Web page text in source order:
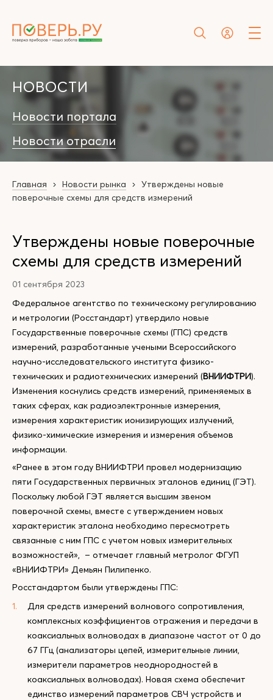
НОВОСТИ
Новости портала
Новости отрасли
Главная Новости рынка
Утверждены новые
поверочные схемы для средств измерений
Утверждены новые поверочные
схемы для средств измерений
01 сентября 2023
Федеральное агентство по техническому регулированию
и метрологии (Росстандарт) утвердило новые
Государственные поверочные схемы (ГПС) средств
измерений, разработанные учеными Всероссийского
научно-исследовательского института физико-
технических и радиотехнических измерений (ВНИИФТРИ).
Изменения коснулись средств измерений, применяемых в
таких сферах, как радиоэлектронные измерения,
измерения характеристик ионизирующих излучений,
физико-химические измерения и измерения объемов
информации.
«Ранее в этом году ВНИИФТРИ провел модернизацию
пяти Государственных первичных эталонов единиц (ГЭТ).
Поскольку любой ГЭТ является высшим звеном
поверочной схемы, вместе с утверждением новых
характеристик эталона необходимо пересмотреть
связанные с ним ГПС с учетом новых измерительных
возможностей», – отмечает главный метролог ФГУП
«ВНИИФТРИ» Демьян Пилипенко.
Росстандартом были утверждены ГПС:
Для средств измерений волнового сопротивления,
комплексных коэффициентов отражения и передачи в
коаксиальных волноводах в диапазоне частот от 0 до
67 ГГц (анализаторы цепей, измерительные линии,
измерители параметров неоднородностей в
коаксиальных волноводах). Новая схема обеспечит
единство измерений параметров СВЧ устройств и